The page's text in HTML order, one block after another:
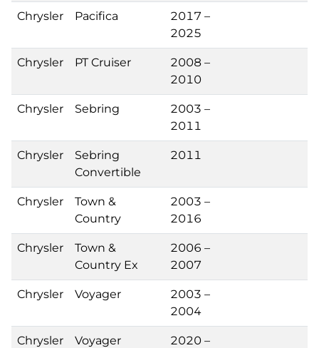
Chrysler Pacifica
2017 –
2025
Chrysler PT Cruiser
2008 –
2010
Chrysler Sebring
2003 –
2011
Chrysler
Sebring
Convertible
2011
Chrysler
Town &
Country
2003 –
2016
Chrysler
Town &
Country Ex
2006 –
2007
Chrysler Voyager
2003 –
2004
Chrysler Voyager
2020 –